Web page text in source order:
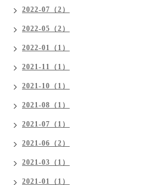
2022-07（2）
2022-05（2）
2022-01（1）
2021-11（1）
2021-10（1）
2021-08（1）
2021-07（1）
2021-06（2）
2021-03（1）
2021-01（1）